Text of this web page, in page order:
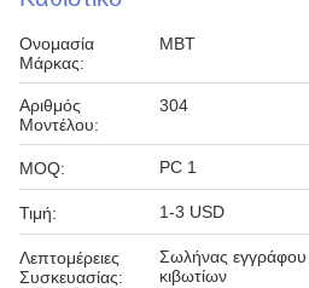
Ονομασία
Μάρκας:
MBT
Αριθμός
Μοντέλου:
304
MOQ: PC 1
Τιμή: 1-3 USD
Λεπτομέρειες
Συσκευασίας:
Σωλήνας εγγράφου
κιβωτίων